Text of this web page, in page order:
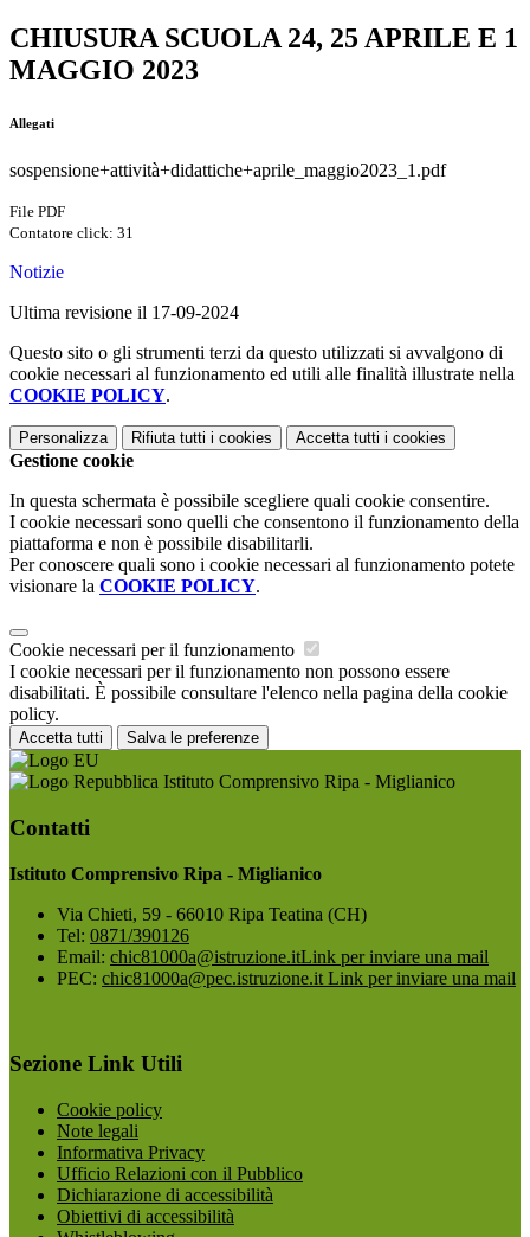
CHIUSURA SCUOLA 24, 25 APRILE E 1
MAGGIO 2023
Allegati
sospensione+attività+didattiche+aprile_maggio2023_1.pdf
File PDF
Contatore click: 31
Notizie
Ultima revisione il 17-09-2024
Questo sito o gli strumenti terzi da questo utilizzati si avvalgono di
cookie necessari al funzionamento ed utili alle finalità illustrate nella
COOKIE POLICY.
Personalizza Rifiuta tutti i cookies Accetta tutti i cookies
Gestione cookie
In questa schermata è possibile scegliere quali cookie consentire.
I cookie necessari sono quelli che consentono il funzionamento della
piattaforma e non è possibile disabilitarli.
Per conoscere quali sono i cookie necessari al funzionamento potete
visionare la COOKIE POLICY.
Cookie necessari per il funzionamento
I cookie necessari per il funzionamento non possono essere
disabilitati. È possibile consultare l'elenco nella pagina della cookie
policy.
Accetta tutti Salva le preferenze
Istituto Comprensivo Ripa - Miglianico
Contatti
Istituto Comprensivo Ripa - Miglianico
Via Chieti, 59 - 66010 Ripa Teatina (CH)
Tel: 0871/390126
Email: chic81000a@istruzione.itLink per inviare una mail
PEC: chic81000a@pec.istruzione.it Link per inviare una mail
Sezione Link Utili
Cookie policy
Note legali
Informativa Privacy
Ufficio Relazioni con il Pubblico
Dichiarazione di accessibilità
Obiettivi di accessibilità